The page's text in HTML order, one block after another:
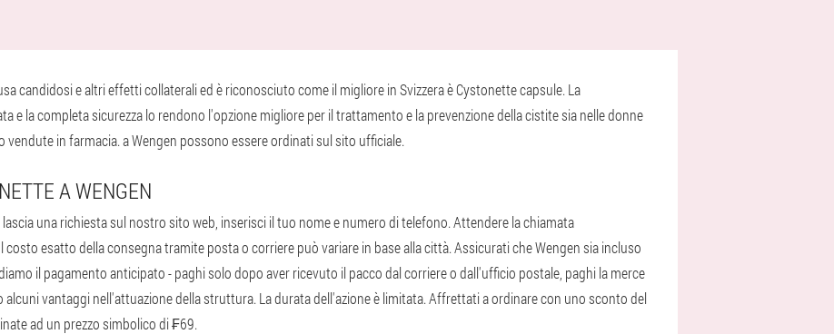
candidosi e altri effetti collaterali ed è riconosciuto come il migliore in Svizzera è Cystonette capsule. La
e la completa sicurezza lo rendono l'opzione migliore per il trattamento e la prevenzione della cistite sia nelle donne
vendute in farmacia. a Wengen possono essere ordinati sul sito ufficiale.
A WENGEN
una richiesta sul nostro sito web, inserisci il tuo nome e numero di telefono. Attendere la chiamata
esatto della consegna tramite posta o corriere può variare in base alla città. Assicurati che Wengen sia incluso
il pagamento anticipato - paghi solo dopo aver ricevuto il pacco dal corriere o dall'ufficio postale, paghi la merce
alcuni vantaggi nell'attuazione della struttura. La durata dell'azione è limitata. Affrettati a ordinare con uno sconto del
ad un prezzo simbolico di ₣69.